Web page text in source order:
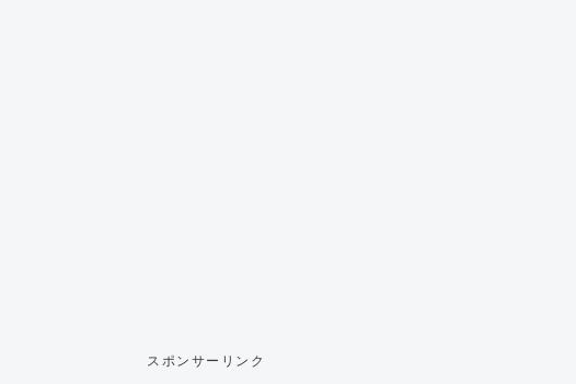
スポンサーリンク